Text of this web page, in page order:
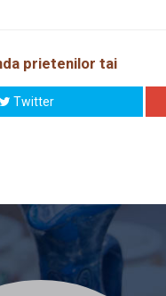
prietenilor tai
Twitter